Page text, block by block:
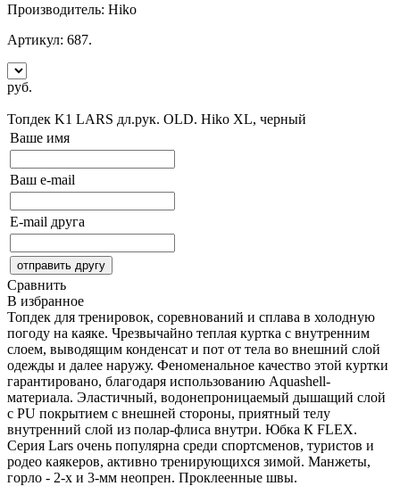
Производитель: Hiko
Артикул: 687.
руб.
Топдек K1 LARS дл.рук. OLD. Hiko XL, черный
Ваше имя
Ваш e-mail
E-mail друга
Сравнить
В избранное
Топдек для тренировок, соревнований и сплава в холодную
погоду на каяке. Чрезвычайно теплая куртка с внутренним
слоем, выводящим конденсат и пот от тела во внешний слой
одежды и далее наружу. Феноменальное качество этой куртки
гарантировано, благодаря использованию Aquashell-
материала. Эластичный, водонепроницаемый дышащий слой
с PU покрытием с внешней стороны, приятный телу
внутренний слой из полар-флиса внутри. Юбка К FLEX.
Серия Lars очень популярна среди спортсменов, туристов и
родео каякеров, активно тренирующихся зимой. Манжеты,
горло - 2-х и 3-мм неопрен. Проклеенные швы.